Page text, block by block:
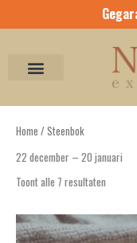
Home / Steenbok
22 december – 20 januari
Toont alle 7 resultaten